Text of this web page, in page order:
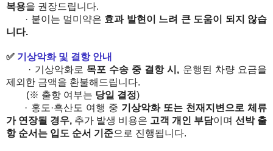
복용을 권장드립니다.
· 붙이는 멀미약은 효과 발현이 느려 큰 도움이 되지 않습
니다.
✅ 기상악화 및 결항 안내
· 기상악화로 목포 수송 중 결항 시, 운행된 차량 요금을
제외한 금액을 환불해드립니다.
(※ 출항 여부는 당일 결정)
· 홍도 ·​흑산도 여행 중 기상악화 또는 천재지변으로 체류
가 연장될 경우, 추가 발생 비용은 고객 개인 부담이며 선박 출
항 순서는 입도 순서 기준으로 진행됩니다.